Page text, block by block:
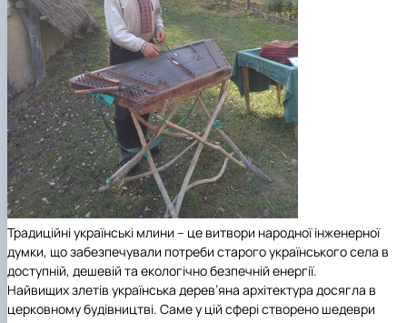
Традиційні українські млини – це витвори народної інженерної
думки, що забезпечували потреби старого українського села в
доступній, дешевій та екологічно безпечній енергії.
Найвищих злетів українська дерев’яна архітектура досягла в
церковному будівництві. Саме у цій сфері створено шедеври